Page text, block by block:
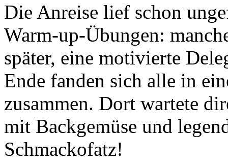
Die Anreise lief schon
Warm-up-Übungen:
später, eine motivierte
Ende fanden sich alle in
zusammen. Dort wartete
mit Backgemüse und
Schmackofatz!